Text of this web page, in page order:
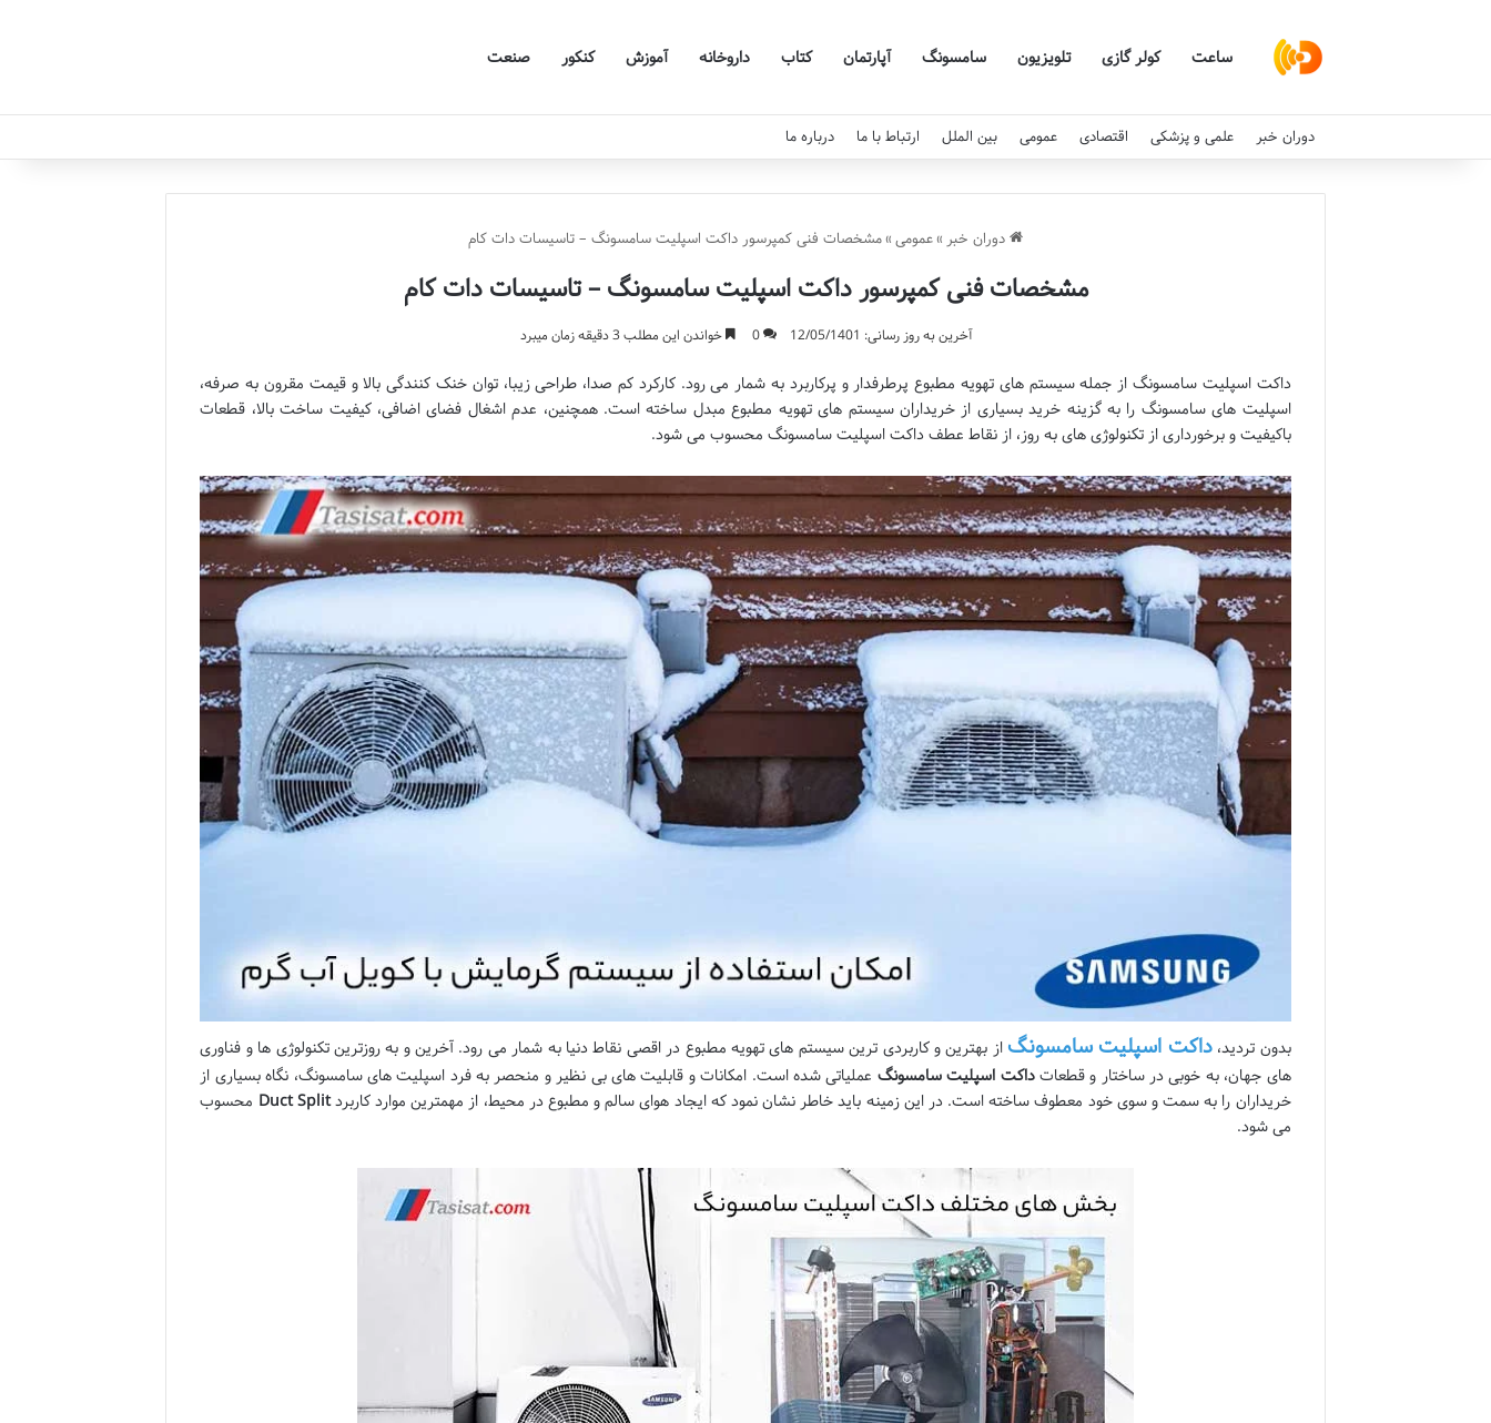
ساعت کولر گازی تلویزیون سامسونگ آپارتمان کتاب داروخانه آموزش کنکور صنعت
دوران خبر علمی و پزشکی اقتصادی عمومی بین الملل ارتباط با ما درباره ما
دوران خبر »عمومی »مشخصات فنی کمپرسور داکت اسپلیت سامسونگ – تاسیسات دات کام
مشخصات فنی کمپرسور داکت اسپلیت سامسونگ – تاسیسات دات کام
آخرین به روز رسانی: 12/05/1401 0 خواندن این مطلب 3 دقیقه زمان میبرد
داکت اسپلیت سامسونگ از جمله سیستم های تهویه مطبوع پرطرفدار و پرکاربرد به شمار می رود. کارکرد کم صدا، طراحی زیبا، توان خنک کنندگی بالا و قیمت مقرون به صرفه،
اسپلیت های سامسونگ را به گزینه خرید بسیاری از خریداران سیستم های تهویه مطبوع مبدل ساخته است. همچنین، عدم اشغال فضای اضافی، کیفیت ساخت بالا، قطعات
باکیفیت و برخورداری از تکنولوژی های به روز، از نقاط عطف داکت اسپلیت سامسونگ محسوب می شود.
بدون تردید،داکت اسپلیت سامسونگ از بهترین و کاربردی ترین سیستم های تهویه مطبوع در اقصی نقاط دنیا به شمار می رود. آخرین و به روزترین تکنولوژی ها و فناوری
های جهان، به خوبی در ساختار و قطعاتداکت اسپلیت سامسونگ عملیاتی شده است. امکانات و قابلیت های بی نظیر و منحصر به فرد اسپلیت های سامسونگ، نگاه بسیاری از
خریداران را به سمت و سوی خود معطوف ساخته است. در این زمینه باید خاطر نشان نمود که ایجاد هوای سالم و مطبوع در محیط، از مهمترین موارد کاربردDuct Split محسوب
می شود.